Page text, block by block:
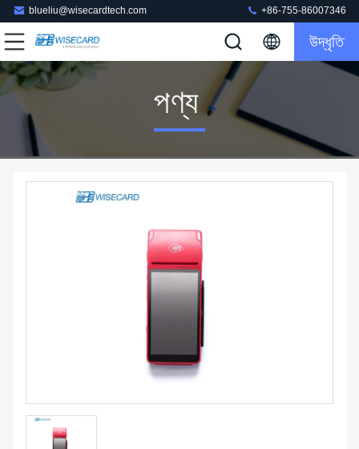
blueliu@wisecardtech.com +86-755-86007346
উদ্ধৃতি
পণ্য